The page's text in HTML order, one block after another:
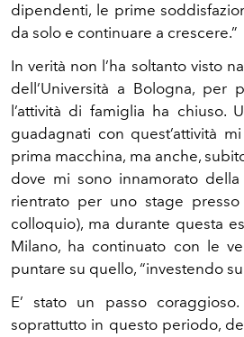
dipendenti, le prime
da solo e continuare a crescere.”
In verità non l’ha soltanto visto
dell’Università a Bologna, per
l’attività di famiglia ha chiuso.
guadagnati con quest’attività
prima macchina, ma anche,
dove mi sono innamorato
rientrato per uno stage
colloquio), ma durante questa
Milano, ha continuato con le
puntare su quello, “investendo su
E’ stato un passo
soprattutto in questo periodo,